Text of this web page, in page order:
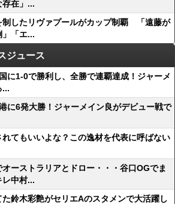
存在」...
制したリヴァプールがカップ制覇 「遠藤が
「エ...
ジュース
に1-0で勝利し、全勝で連覇達成！ジャーメ
...
に6発大勝！ジャーメイン良がデビュー戦で
てもいいよな？この逸材を代表に呼ばない
オーストラリアとドロー・・・谷口OGでま
レ中村...
鈴木彩艶がセリエAのスタメンで大活躍し